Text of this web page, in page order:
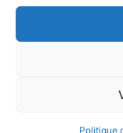
Politique
Contactez-nous :
12-3894 rue Sainte-